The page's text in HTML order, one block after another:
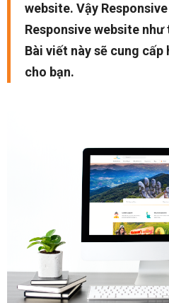
website. Vậy
Responsive website
Bài viết này sẽ cung
cho bạn.